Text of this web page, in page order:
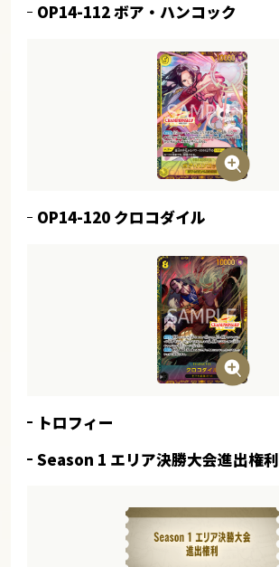
OP14-112 ボア・ハンコック
OP14-120 クロコダイル
トロフィー
Season 1 エリア決勝大会進出権利